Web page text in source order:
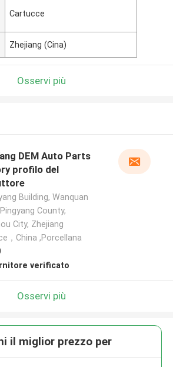
Cartucce
Zhejiang (Cina)
Osservi più
DEM Auto Parts
profilo del
Building, Wanquan
County,
City, Zhejiang
，China ,Porcellana
verificato
Osservi più
il miglior prezzo per